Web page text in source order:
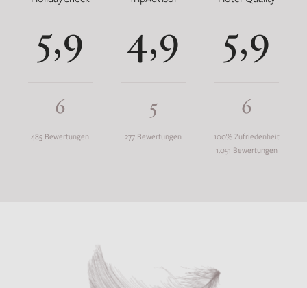
5,9
6
485 Bewertungen
4,9
5
277 Bewertungen
5,9
6
100% Zufriedenheit
1.051 Bewertungen